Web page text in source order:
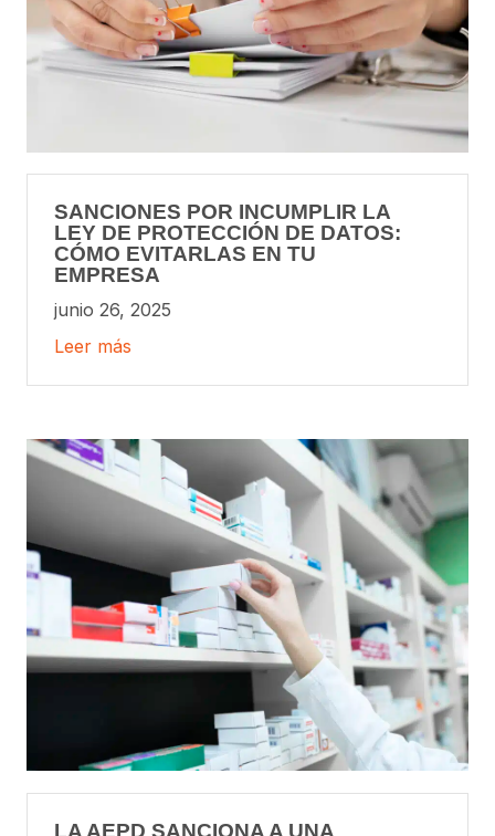
SANCIONES POR INCUMPLIR LA
LEY DE PROTECCIÓN DE DATOS:
CÓMO EVITARLAS EN TU
EMPRESA
junio 26, 2025
Leer más
LA AEPD SANCIONA A UNA